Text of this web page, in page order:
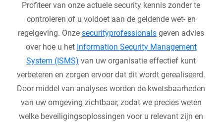
Profiteer van onze actuele security kennis zonder te
controleren of u voldoet aan de geldende wet- en
regelgeving. Onze securityprofessionals geven advies
over hoe u het Information Security Management
System (ISMS) van uw organisatie effectief kunt
verbeteren en zorgen ervoor dat dit wordt gerealiseerd.
Door middel van analyses worden de kwetsbaarheden
van uw omgeving zichtbaar, zodat we precies weten
welke beveiligingsoplossingen voor u relevant zijn en